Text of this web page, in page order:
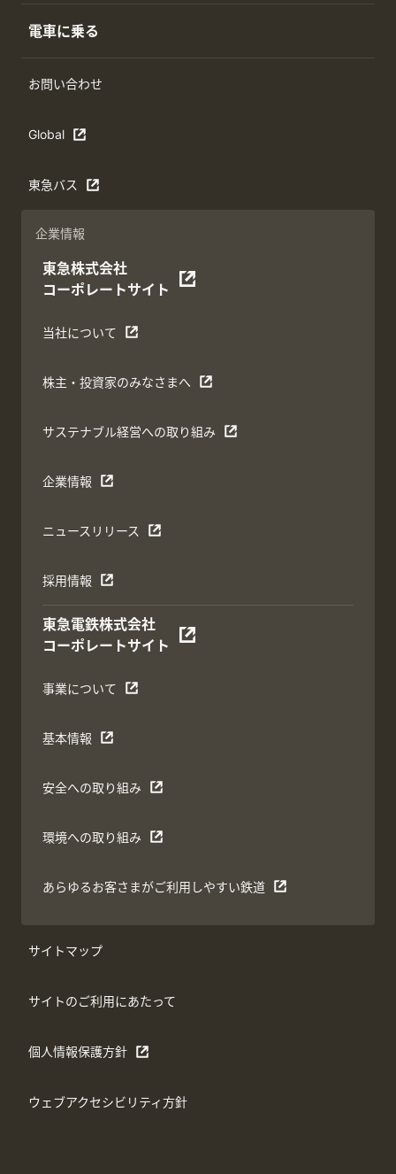
電車に乗る
お問い合わせ
Global
東急バス
企業情報
東急株式会社
コーポレートサイト
当社について
株主・投資家のみなさまへ
サステナブル経営への取り組み
企業情報
ニュースリリース
採用情報
東急電鉄株式会社
コーポレートサイト
事業について
基本情報
安全への取り組み
環境への取り組み
あらゆるお客さまがご利用しやすい鉄道
サイトマップ
サイトのご利用にあたって
個人情報保護方針
ウェブアクセシビリティ方針